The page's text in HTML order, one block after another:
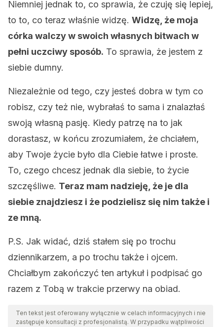
Niemniej jednak to, co sprawia, że ​​czuję się lepiej,
to to, co teraz właśnie widzę. Widzę, że moja
córka walczy w swoich własnych bitwach w
pełni uczciwy sposób. To sprawia, że ​​jestem z
siebie dumny.
Niezależnie od tego, czy jesteś dobra w tym co
robisz, czy też nie, wybrałaś to sama i znalazłaś
swoją własną pasję. Kiedy patrzę na to jak
dorastasz, w końcu zrozumiałem, że chciałem,
aby Twoje życie było dla Ciebie łatwe i proste.
To, czego chcesz jednak dla siebie, to życie
szczęśliwe. Teraz mam nadzieję, że je dla
siebie znajdziesz i że podzielisz się nim także i
ze mną.
P.S. Jak widać, dziś stałem się po trochu
dziennikarzem, a po trochu także i ojcem.
Chciałbym zakończyć ten artykuł i podpisać go
razem z Tobą w trakcie przerwy na obiad.
Ten tekst jest oferowany wyłącznie w celach informacyjnych i nie
zastępuje konsultacji z profesjonalistą. W przypadku wątpliwości